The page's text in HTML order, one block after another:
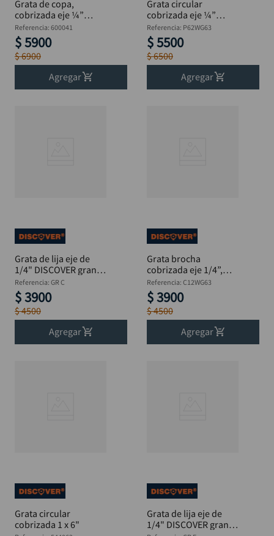
Grata de copa,
cobrizada eje ¼”
Blister 2"
Referencia: 600041
$5900
$6900
Agregar
Grata circular
cobrizada eje ¼”
Blister 2.1/2"
Referencia: P62WG63
$5500
$6500
Agregar
Grata de lija eje de
1/4" DISCOVER grano
100 x 1.1/2"
Referencia: GR C
$3900
$4500
Agregar
Grata brocha
cobrizada eje 1/4”,
1/2"
Referencia: C12WG63
$3900
$4500
Agregar
Grata circular
cobrizada 1 x 6"
Grata de lija eje de
1/4" DISCOVER grano